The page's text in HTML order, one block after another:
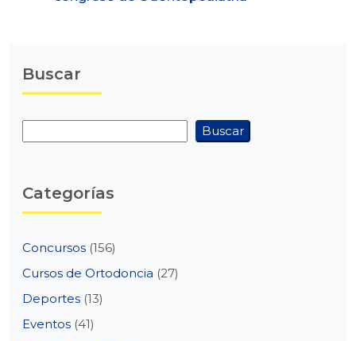
Buscar
Buscar
Categorías
Concursos (156)
Cursos de Ortodoncia (27)
Deportes (13)
Eventos (41)